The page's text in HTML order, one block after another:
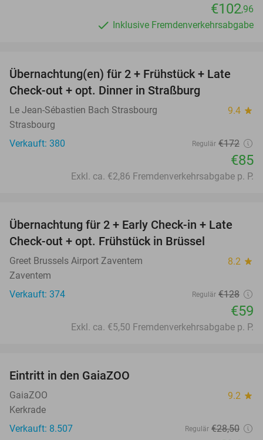
€102,96
Inklusive Fremdenverkehrsabgabe
51%
Übernachtung(en) für 2 + Frühstück + Late
Check-out + opt. Dinner in Straßburg
Le Jean-Sébastien Bach Strasbourg 9.4 star
Strasbourg
Verkauft: 380
Regulär €172
€85
Exkl. ca. €2,86 Fremdenverkehrsabgabe p. P.
54%
Übernachtung für 2 + Early Check-in + Late
Check-out + opt. Frühstück in Brüssel
Greet Brussels Airport Zaventem 8.2 star
Zaventem
Verkauft: 374
Regulär €128
€59
Exkl. ca. €5,50 Fremdenverkehrsabgabe p. P.
Eintritt in den GaiaZOO
GaiaZOO 9.2 star
Kerkrade
Verkauft: 8.507
Regulär €28,50